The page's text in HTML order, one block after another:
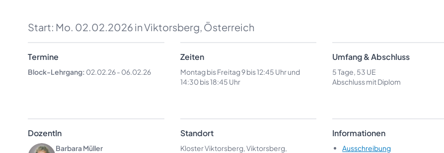
Start: Mo. 02.02.2026 in Viktorsberg, Österreich
Termine
Block-Lehrgang: 02.02.26- 06.02.26
Zeiten
Montag bis Freitag 9 bis 12:45 Uhr und
14:30 bis 18:45 Uhr
Umfang & Abschluss
5 Tage, 53 UE
Abschluss mit Diplom
DozentIn
Barbara Müller
Standort
Kloster Viktorsberg, Viktorsberg,
Informationen
Ausschreibung